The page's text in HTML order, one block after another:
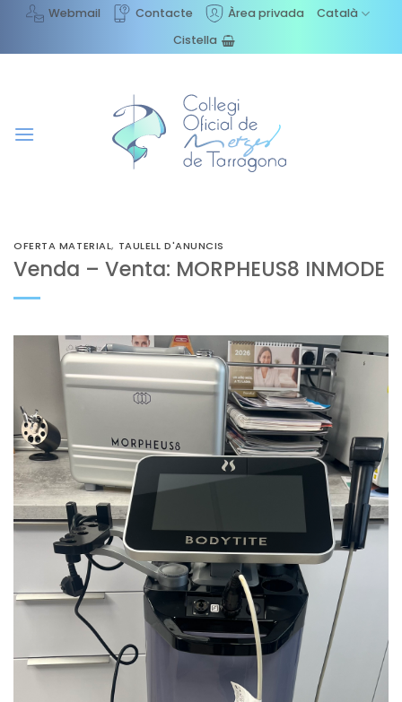
content
Webmail Contacte Àrea privada
Català
Cistella
OFERTA MATERIAL, TAULELL D'ANUNCIS
Venda – Venta: MORPHEUS8 INMODE